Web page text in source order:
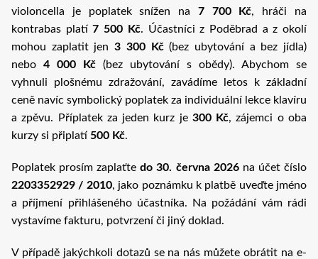
violoncella je poplatek snížen na 7 700 Kč, hráči na
kontrabas platí7 500 Kč. Účastníci z Poděbrad a z okolí
mohou zaplatit jen3 300 Kč(bez ubytování a bez jídla)
nebo 4 000 Kč (bez ubytování s obědy). Abychom se
vyhnuli plošnému zdražování, zavádíme letos k základní
ceně navíc symbolický poplatek za individuální lekce klavíru
a zpěvu. Příplatek za jeden kurz je 300 Kč, zájemci o oba
kurzy si připlatí 500 Kč.
Poplatek prosím zaplaťtedo 30. června 2026na účet číslo
2203352929 / 2010, jako poznámku k platbě uveďte jméno
a příjmení přihlášeného účastníka. Na požádání vám rádi
vystavíme fakturu, potvrzení či jiný doklad.
V případě jakýchkoli dotazů se na nás můžete obrátit na e-